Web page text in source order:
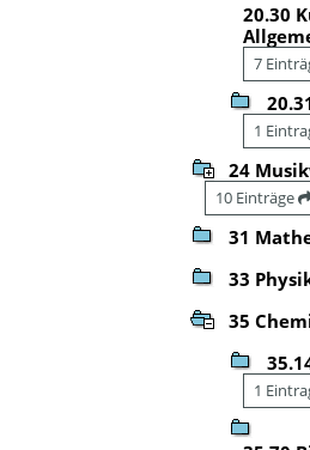
20.30
7
1
24
10 Einträge
31
33
35
1